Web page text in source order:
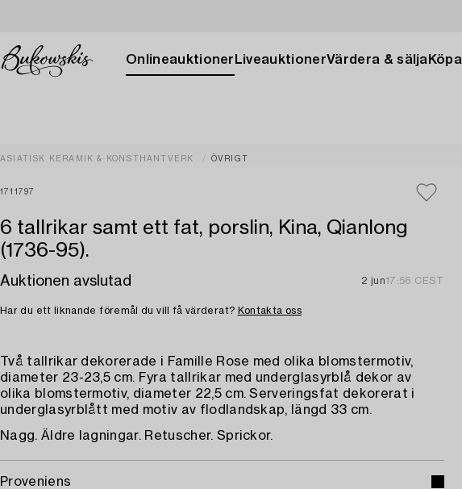
Onlineauktioner LiveauktionerVärdera & sälja Köpa
ASIATISK KERAMIK & KONSTHANTVERK ÖVRIGT
1711797
6 tallrikar samt ett fat, porslin, Kina, Qianlong
(1736-95).
Auktionen avslutad 2 jun17:56 CEST
Har du ett liknande föremål du vill få värderat? Kontakta oss
Två tallrikar dekorerade i Famille Rose med olika blomstermotiv,
diameter 23-23,5 cm. Fyra tallrikar med underglasyrblå dekor av
olika blomstermotiv, diameter 22,5 cm. Serveringsfat dekorerat i
underglasyrblått med motiv av flodlandskap, längd 33 cm.
Nagg. Äldre lagningar. Retuscher. Sprickor.
Proveniens